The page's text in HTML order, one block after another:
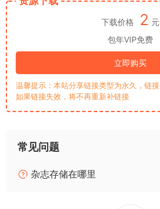
下载价格 2 元
包年VIP免费
立即购买
温馨提示：本站分享链接类型为永久，链
如果链接失效，将不再重新补链接
常见问题
杂志存储在哪里